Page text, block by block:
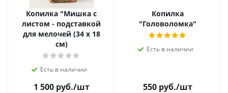
Копилка "Мишка с
листом - подставкой
для мелочей (34 х 18
см)
Есть в наличии
1 500руб./шт
Копилка
"Головоломка"
Есть в наличии
550 руб./шт